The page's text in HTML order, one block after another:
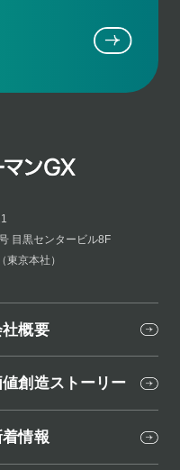
目黒センタービル8F
京本社）
概要
創造ストーリー
情報